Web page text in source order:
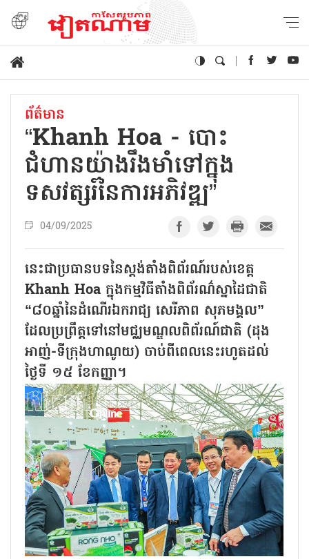
ព័ត៌មាន
“Khanh Hoa - បោះ
ជំហានយ៉ាងរឹងមាំទៅក្នុង
ទសវត្សរ៍នៃការអភិវឌ្ឍ”
04/09/2025
នេះជាប្រធានបទនៃស្តង់តាំងពិព័រណ៍របស់ខេត្ត
Khanh Hoa ក្នុងកម្មវិធីតាំងពិព័រណ៌ស្នាដៃជាតិ
“៨០ឆ្នាំនៃដំណើរឯករាជ្យ សេរីភាព សុភមង្គល”
ដែលប្រព្រឹត្តទៅនៅមជ្ឈមណ្ឌលពិព័រណ៍ជាតិ (ដុង
អាញ់-ទីក្រុងហាណូយ) ចាប់ពីពេលនេះរហូតដល់
ថ្ងៃទី ១៥ ខែកញ្ញា។